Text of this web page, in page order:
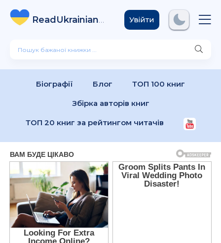
ReadUkrainian
Books .com
Увійти
Біографії Блог ТОП 100 книг
Збірка авторів книг
ТОП 20 книг за рейтингом читачів